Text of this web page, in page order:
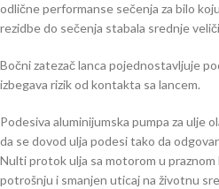
odlične performanse sečenja za bilo
rezidbe do sečenja stabala srednje
Bočni zatezač lanca pojednostavljuje
izbegava rizik od kontakta sa lancem.
Podesiva aluminijumska pumpa za ulje
da se dovod ulja podesi tako da
Nulti protok ulja sa motorom u
potrošnju i smanjen uticaj na životnu